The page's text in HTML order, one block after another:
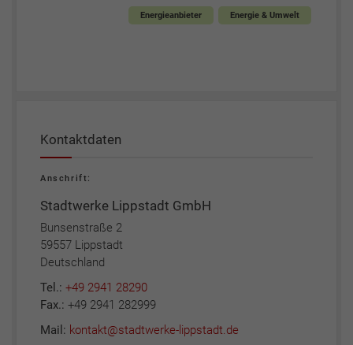
Energieanbieter Energie & Umwelt
Kontaktdaten
Anschrift:
Stadtwerke Lippstadt GmbH
Bunsenstraße 2
59557 Lippstadt
Deutschland
Tel.: +49 2941 28290
Fax.: +49 2941 282999
Mail: kontakt@stadtwerke-lippstadt.de